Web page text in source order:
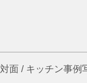
対面 / キッチン事例